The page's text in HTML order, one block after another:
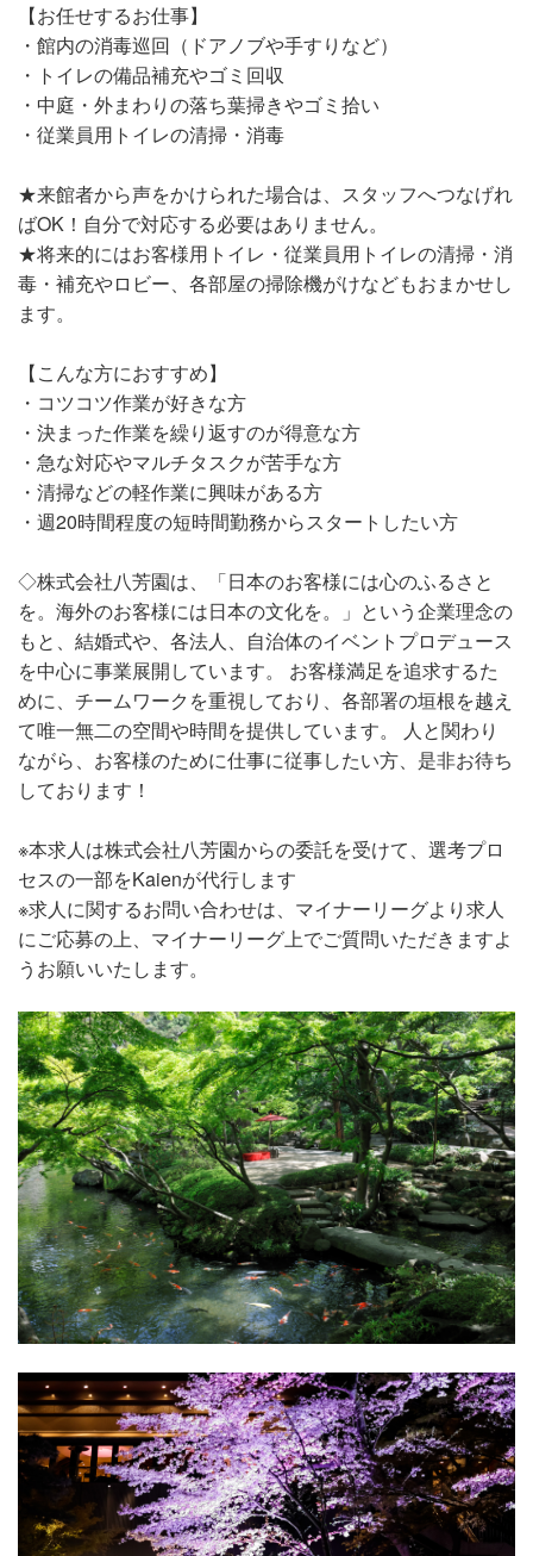
【お任せするお仕事】
・館内の消毒巡回（ドアノブや手すりなど）
・トイレの備品補充やゴミ回収
・中庭・外まわりの落ち葉掃きやゴミ拾い
・従業員用トイレの清掃・消毒
★来館者から声をかけられた場合は、スタッフへつなげれ
ばOK！自分で対応する必要はありません。
★将来的にはお客様用トイレ・従業員用トイレの清掃・消
毒・補充やロビー、各部屋の掃除機がけなどもおまかせし
ます。
【こんな方におすすめ】
・コツコツ作業が好きな方
・決まった作業を繰り返すのが得意な方
・急な対応やマルチタスクが苦手な方
・清掃などの軽作業に興味がある方
・週20時間程度の短時間勤務からスタートしたい方
◇株式会社八芳園は、「日本のお客様には心のふるさと
を。海外のお客様には日本の文化を。」という企業理念の
もと、結婚式や、各法人、自治体のイベントプロデュース
を中心に事業展開しています。 お客様満足を追求するた
めに、チームワークを重視しており、各部署の垣根を越え
て唯一無二の空間や時間を提供しています。 人と関わり
ながら、お客様のために仕事に従事したい方、是非お待ち
しております！
※本求人は株式会社八芳園からの委託を受けて、選考プロ
セスの一部をKaienが代行します
※求人に関するお問い合わせは、マイナーリーグより求人
にご応募の上、マイナーリーグ上でご質問いただきますよ
うお願いいたします。